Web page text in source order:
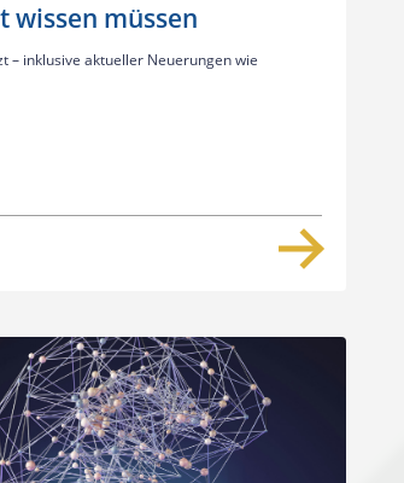
wissen müssen
– inklusive aktueller Neuerungen wie